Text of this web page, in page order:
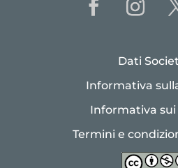
Dati
Informativa
Informativa sui
Termini e